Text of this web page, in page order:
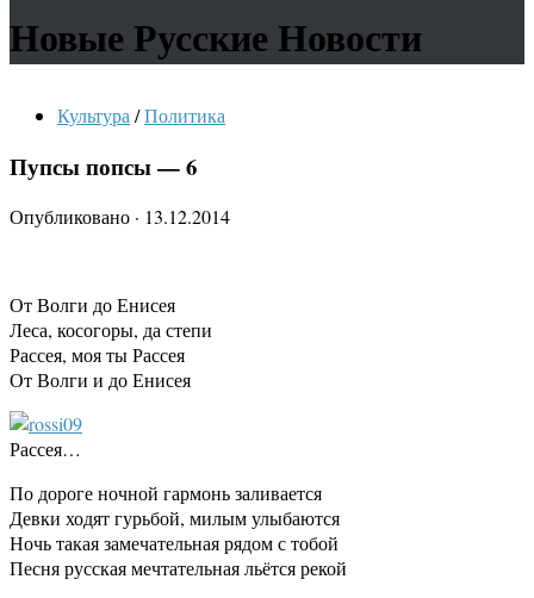
Новые Русские Новости
Культура /Политика
Пупсы попсы — 6
Опубликовано · 13.12.2014
От Волги до Енисея
Леса, косогоры, да степи
Рассея, моя ты Рассея
От Волги и до Енисея
Рассея…
По дороге ночной гармонь заливается
Девки ходят гурьбой, милым улыбаются
Ночь такая замечательная рядом с тобой
Песня русская мечтательная льётся рекой